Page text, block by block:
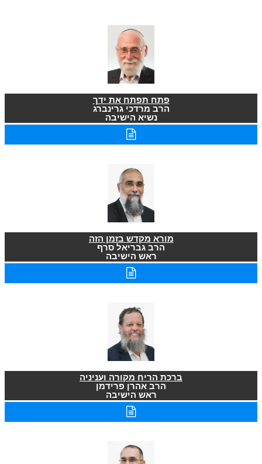
פתח תפתח את ידך
הרב מרדכי גרינברג
נשיא הישיבה
מורא מקדש בזמן הזה
הרב גבריאל סרף
ראש הישיבה
ברכת הריח מקורה ועניניה
הרב אהרן פרידמן
ראש הישיבה